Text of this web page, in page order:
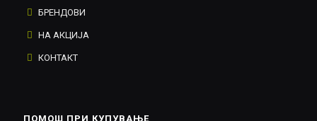
БРЕНДОВИ
НА АКЦИЈА
КОНТАКТ
ПОМОШ ПРИ КУПУВАЊЕ